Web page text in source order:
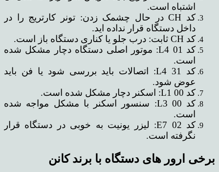
اشتباه است.
کد CH در حال چشمک زدن: تونر کارتریج را در
داخل دستگاه قرار نداده اید.
کد CH ثابت: درب جلو یا کناری دستگاه باز است.
کد L4 01: موتور اصلی دستگاه دچار مشکل شده
است.
کد L4 31: اتصالات باید بررسی شود یا فن باید
عوض شود.
کد L1 00: اسکنر دچار مشکل شده است.
کد L3 00: سنسور اسکنر با مشکل مواجه شده
است.
کد E7 02: لیزر یونیت به خوبی در دستگاه قرار
نگرفته است.
برخی ارور های دستگاه با برند کانن